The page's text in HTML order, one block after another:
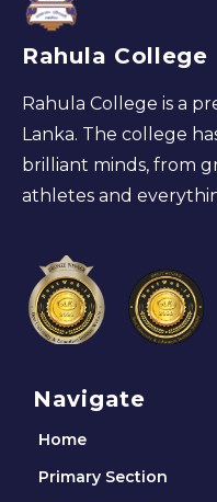
Rahula College
Rahula College is a
Lanka. The college
brilliant minds, from
athletes and
Navigate
Home
Primary Section